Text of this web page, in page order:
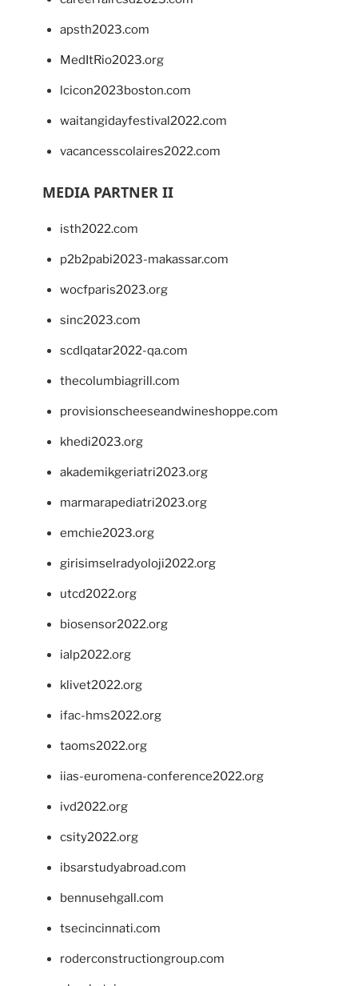
apsth2023.com
MedItRio2023.org
lcicon2023boston.com
waitangidayfestival2022.com
vacancesscolaires2022.com
MEDIA PARTNER II
isth2022.com
p2b2pabi2023-makassar.com
wocfparis2023.org
sinc2023.com
scdlqatar2022-qa.com
thecolumbiagrill.com
provisionscheeseandwineshoppe.com
khedi2023.org
akademikgeriatri2023.org
marmarapediatri2023.org
emchie2023.org
girisimselradyoloji2022.org
utcd2022.org
biosensor2022.org
ialp2022.org
klivet2022.org
ifac-hms2022.org
taoms2022.org
iias-euromena-conference2022.org
ivd2022.org
csity2022.org
ibsarstudyabroad.com
bennusehgall.com
tsecincinnati.com
roderconstructiongroup.com